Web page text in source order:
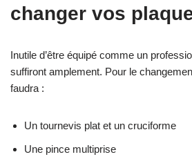
changer vos
Inutile d’être équipé comme un
suffiront amplement. Pour le
faudra :
Un tournevis plat et un cruciforme
Une pince multiprise